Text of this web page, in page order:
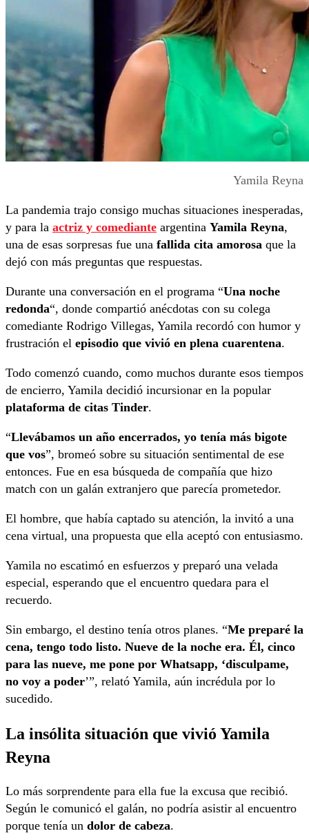
Yamila Reyna
La pandemia trajo consigo muchas situaciones inesperadas,
y para la actriz y comediante argentina Yamila Reyna,
una de esas sorpresas fue una fallida cita amorosa que la
dejó con más preguntas que respuestas.
Durante una conversación en el programa “Una noche
redonda“, donde compartió anécdotas con su colega
comediante Rodrigo Villegas, Yamila recordó con humor y
frustración el episodio que vivió en plena cuarentena.
Todo comenzó cuando, como muchos durante esos tiempos
de encierro, Yamila decidió incursionar en la popular
plataforma de citas Tinder.
“Llevábamos un año encerrados, yo tenía más bigote
que vos”, bromeó sobre su situación sentimental de ese
entonces. Fue en esa búsqueda de compañía que hizo
match con un galán extranjero que parecía prometedor.
El hombre, que había captado su atención, la invitó a una
cena virtual, una propuesta que ella aceptó con entusiasmo.
Yamila no escatimó en esfuerzos y preparó una velada
especial, esperando que el encuentro quedara para el
recuerdo.
Sin embargo, el destino tenía otros planes. “Me preparé la
cena, tengo todo listo. Nueve de la noche era. Él, cinco
para las nueve, me pone por Whatsapp, ‘disculpame,
no voy a poder’”, relató Yamila, aún incrédula por lo
sucedido.
La insólita situación que vivió Yamila
Reyna
Lo más sorprendente para ella fue la excusa que recibió.
Según le comunicó el galán, no podría asistir al encuentro
porque tenía un dolor de cabeza.